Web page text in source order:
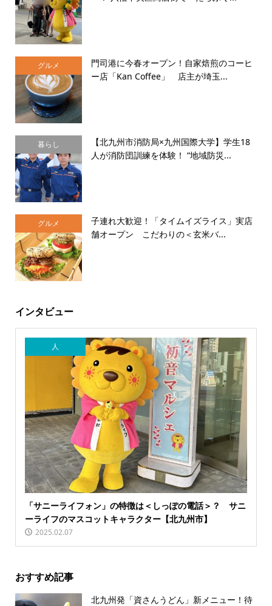
グルメ
門司港に今春オープン！自家焙煎のコーヒ
ー店「Kan Coffee」 店主が埼玉...
暮らし
【北九州市消防局×九州国際大学】学生18
人が消防団訓練を体験！ “地域防災...
グルメ
子連れ大歓迎！「タイムイズライス」実店
舗オープン こだわりの＜玄米バ...
インタビュー
人
「サニーライフォン」の特徴は＜しっぽの電話＞？ サニ
ーライフのマスコットキャラクター【北九州市】
2025.02.07
おすすめ記事
北九州発「資さんうどん」新メニュー！待